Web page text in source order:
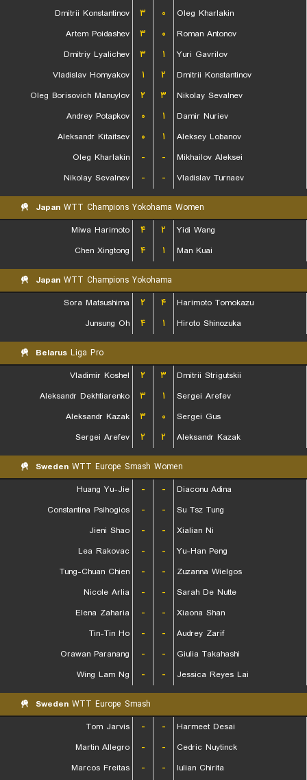
Dmitrii Konstantinov
۳ ۰
Oleg Kharlakin
Artem Poidashev
۳ ۰
Roman Antonov
Dmitriy Lyalichev
۳ ۱
Yuri Gavrilov
Vladislav Homyakov
۱ ۲
Dmitrii Konstantinov
Oleg Borisovich Manuylov
۲ ۳
Nikolay Sevalnev
Andrey Potapkov
۰ ۱
Damir Nuriev
Aleksandr Kitaitsev
۰ ۱
Aleksey Lobanov
Oleg Kharlakin
- -
Mikhailov Aleksei
Nikolay Sevalnev
- - Vladislav Turnaev
Japan WTT Champions Yokohama Women
Miwa Harimoto
۴ ۲
Yidi Wang
Chen Xingtong
۴ ۱ Man Kuai
Japan WTT Champions Yokohama
Sora Matsushima
۲ ۴
Harimoto Tomokazu
Junsung Oh
۴ ۱ Hiroto Shinozuka
Belarus Liga Pro
Vladimir Koshel
۲ ۳
Dmitrii Strigutskii
Aleksandr Dekhtiarenko
۳ ۱
Sergei Arefev
Aleksandr Kazak
۳ ۰
Sergei Gus
Sergei Arefev
۲ ۲ Aleksandr Kazak
Sweden WTT Europe Smash Women
Huang Yu-Jie
- -
Diaconu Adina
Constantina Psihogios
- -
Su Tsz Tung
Jieni Shao
- -
Xialian Ni
Lea Rakovac
- -
Yu-Han Peng
Tung-Chuan Chien
- -
Zuzanna Wielgos
Nicole Arlia
- -
Sarah De Nutte
Elena Zaharia
- -
Xiaona Shan
Tin-Tin Ho
- -
Audrey Zarif
Orawan Paranang
- -
Giulia Takahashi
Wing Lam Ng
- - Jessica Reyes Lai
Sweden WTT Europe Smash
Tom Jarvis
- -
Harmeet Desai
Martin Allegro
- -
Cedric Nuytinck
Marcos Freitas
- - Iulian Chirita